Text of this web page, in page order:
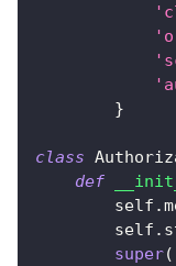
}
class
def
        self
.
        self
.
super(